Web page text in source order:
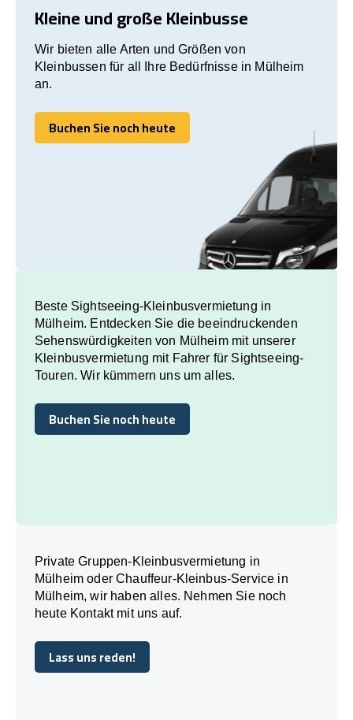
Kleine und große Kleinbusse
Wir bieten alle Arten und Größen von
Kleinbussen für all Ihre Bedürfnisse in Mülheim
an.
Buchen Sie noch heute
Buchen Sie noch heute
Beste Sightseeing-Kleinbusvermietung in
Mülheim. Entdecken Sie die beeindruckenden
Sehenswürdigkeiten von Mülheim mit unserer
Kleinbusvermietung mit Fahrer für Sightseeing-
Touren. Wir kümmern uns um alles.
Buchen Sie noch heute
Buchen Sie noch heute
Private Gruppen-Kleinbusvermietung in
Mülheim oder Chauffeur-Kleinbus-Service in
Mülheim, wir haben alles. Nehmen Sie noch
heute Kontakt mit uns auf.
Lass uns reden!
Lass uns reden!